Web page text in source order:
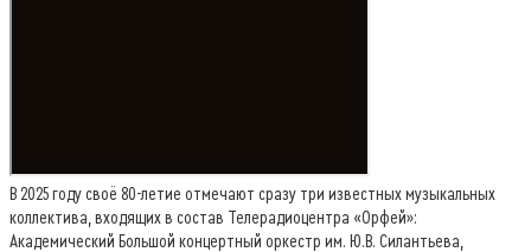
В 2025 году своё 80-летие отмечают сразу три известных музыкальных
коллектива, входящих в состав Телерадиоцентра «Орфей»:
Академический Большой концертный оркестр им. Ю.В. Силантьева,